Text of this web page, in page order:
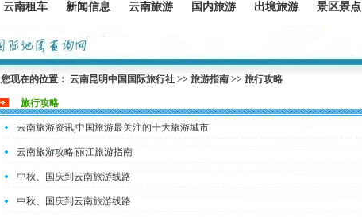
云南租车 新闻信息 云南旅游 国内旅游 出境旅游 景区景点
您现在的位置： 云南昆明中国国际旅行社>> 旅游指南>> 旅行攻略
旅行攻略
云南旅游资讯|中国旅游最关注的十大旅游城市
云南旅游攻略|丽江旅游指南
中秋、国庆到云南旅游线路
中秋、国庆到云南旅游线路